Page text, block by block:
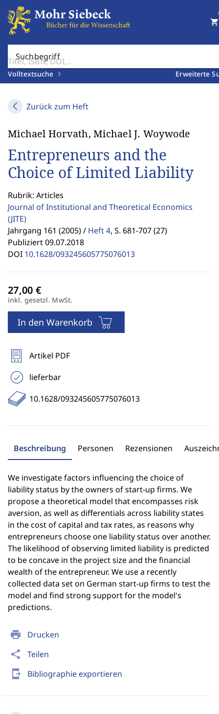
Suchbegriff
Volltextsuche Erweiterte
shopping_cart
Zurück zum Heft
print Drucken
share Teilen
send_to_mobile Bibliographie exportieren
Michael Horvath, Michael J. Woywode
Entrepreneurs and the
Choice of Limited Liability
Rubrik: Articles
Journal of Institutional and Theoretical Economics
(JITE)
Jahrgang 161 (2005) / Heft 4, S. 681-707 (27)
Publiziert 09.07.2018
DOI 10.1628/093245605775076013
inkl. gesetzl. MwSt.
In den Warenkorb
Artikel PDF
lieferbar
10.1628/093245605775076013
Beschreibung Personen Rezensionen
We investigate factors influencing the choice of
liability status by the owners of start-up firms. We
propose a theoretical model that encompasses risk
aversion, as well as differentials across liability states
in the cost of capital and tax rates, as reasons why
entrepreneurs choose one liability status over another.
The likelihood of observing limited liability is predicted
to be concave in the project size and the financial
wealth of the entrepreneur. We use a recently
collected data set on German start-up firms to test the
model and find strong support for the model's
predictions.